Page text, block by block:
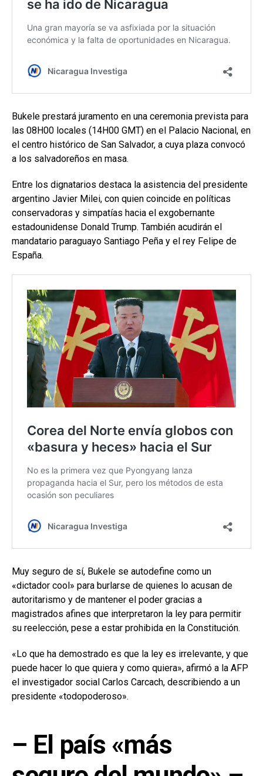
Bukele prestará juramento en una ceremonia prevista para
las 08H00 locales (14H00 GMT) en el Palacio Nacional, en
el centro histórico de San Salvador, a cuya plaza convocó
a los salvadoreños en masa.
Entre los dignatarios destaca la asistencia del presidente
argentino Javier Milei, con quien coincide en políticas
conservadoras y simpatías hacia el exgobernante
estadounidense Donald Trump. También acudirán el
mandatario paraguayo Santiago Peña y el rey Felipe de
España.
Muy seguro de sí, Bukele se autodefine como un
«dictador cool» para burlarse de quienes lo acusan de
autoritarismo y de mantener el poder gracias a
magistrados afines que interpretaron la ley para permitir
su reelección, pese a estar prohibida en la Constitución.
«Lo que ha demostrado es que la ley es irrelevante, y que
puede hacer lo que quiera y como quiera», afirmó a la AFP
el investigador social Carlos Carcach, describiendo a un
presidente «todopoderoso».
– El país «más